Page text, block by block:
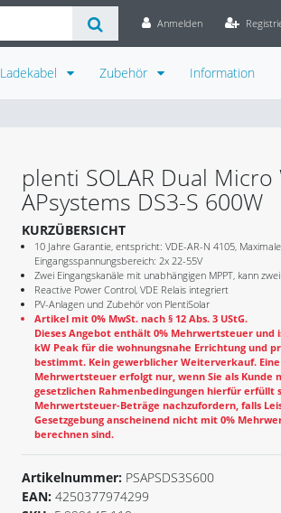
Anmelden
Ladekabel Zubehör Information
plenti SOLAR Dual
APsystems DS3-S 600W
KURZÜBERSICHT
10 Jahre Garantie, entspricht: VDE-AR-N 4105,
Eingangsspannungsbereich: 2x 22-55V
Zwei Eingangskanäle mit unabhängigen MPPT, kann
Reactive Power Control, VDE Relais integriert
PV-Anlagen und Zubehör von PlentiSolar
Artikel mit 0% MwSt. nach § 12 Abs. 3 UStG.
Dieses Angebot enthält 0% Mehrwertsteuer und
kW Peak für die wohnungsnahe Errichtung und
bestimmt. Kein gewerblicher Weiterverkauf.
Mehrwertsteuer erfolgt nur, wenn Sie als Kunde
gesetzlichen Rahmenbedingungen hierfür erfüllt
Mehrwertsteuer-Beträge nachzufordern, falls
Gesetzgebung anscheinend nicht mit 0%
berechnen sind.
Artikelnummer: PSAPSDS3S600
EAN: 4250377974299